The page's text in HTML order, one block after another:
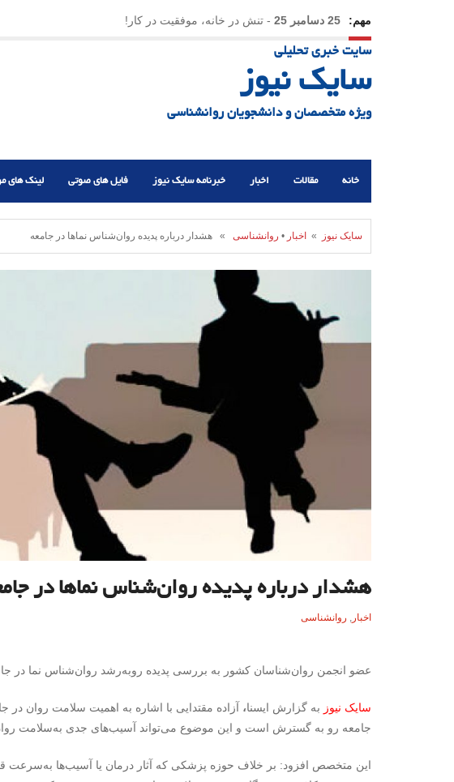
مهم: 25 دسامبر 25 - تنش در خانه، موفقیت در کار!
23 دسامبر 25
سایت خبری تحلیلی
سایک نیوز
ویژه متخصصان و دانشجویان روانشناسی
خانه مقالات اخبار خبرنامه سایک نیوز فایل های صوتی لینک های
سایک نیوز » اخبار • روانشناسی » هشدار درباره پدیده روان‌شناس‌ نماها در جامعه
هشدار درباره پدیده روان‌شناس‌ نماها در
اخبار , روانشناسی
عضو انجمن روان‌شناسان کشور به بررسی پدیده روبه‌رشد روان‌شناس نما در
سایک نیوز به گزارش ایسنا، آزاده مقتدایی با اشاره به اهمیت سلامت روان در
جامعه رو به گسترش است و این موضوع می‌تواند آسیب‌های جدی به‌سلامت
این متخصص افزود: بر خلاف حوزه پزشکی که آثار درمان یا آسیب‌ها به‌سرعت